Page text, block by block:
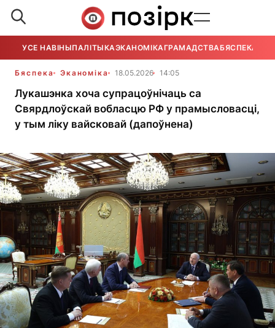
УСЕ НАВІНЫПАЛІТЫКАЭКАНОМІКАГРАМАДСТВАБЯСПЕКА
Бяспека Эканоміка 18.05.2026 14:05
Лукашэнка хоча супрацоўнічаць са
Свярдлоўскай вобласцю РФ у прамысловасці,
у тым ліку вайсковай (дапоўнена)